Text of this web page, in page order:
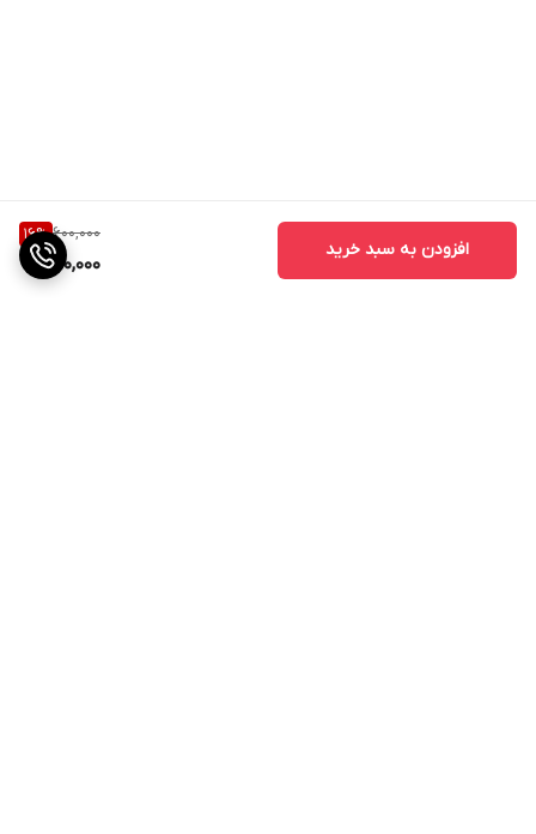
600,000
16%
500,000
افزودن به سبد خرید